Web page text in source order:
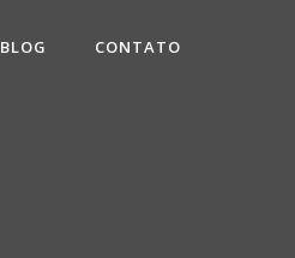
BLOG CONTATO